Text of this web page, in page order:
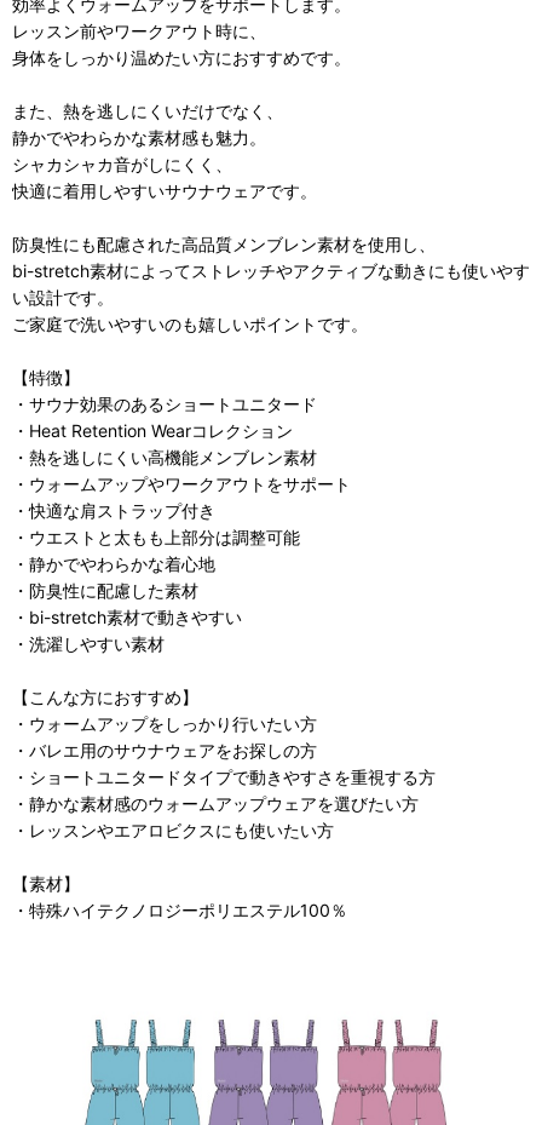
効率よくウォームアップをサポートします。
レッスン前やワークアウト時に、
身体をしっかり温めたい方におすすめです。
また、熱を逃しにくいだけでなく、
静かでやわらかな素材感も魅力。
シャカシャカ音がしにくく、
快適に着用しやすいサウナウェアです。
防臭性にも配慮された高品質メンブレン素材を使用し、
bi-stretch素材によってストレッチやアクティブな動きにも使いやす
い設計です。
ご家庭で洗いやすいのも嬉しいポイントです。
【特徴】
・サウナ効果のあるショートユニタード
・Heat Retention Wearコレクション
・熱を逃しにくい高機能メンブレン素材
・ウォームアップやワークアウトをサポート
・快適な肩ストラップ付き
・ウエストと太もも上部分は調整可能
・静かでやわらかな着心地
・防臭性に配慮した素材
・bi-stretch素材で動きやすい
・洗濯しやすい素材
【こんな方におすすめ】
・ウォームアップをしっかり行いたい方
・バレエ用のサウナウェアをお探しの方
・ショートユニタードタイプで動きやすさを重視する方
・静かな素材感のウォームアップウェアを選びたい方
・レッスンやエアロビクスにも使いたい方
【素材】
・特殊ハイテクノロジーポリエステル100％